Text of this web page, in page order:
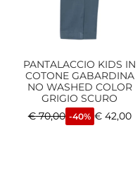
PANTALACCIO KIDS IN
COTONE GABARDINA
NO WASHED COLOR
GRIGIO SCURO
€70,00 -40% €42,00